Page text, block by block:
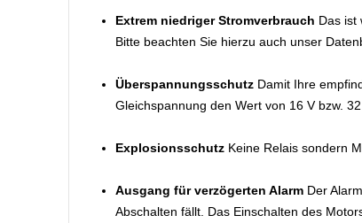
Extrem niedriger Stromverbrauch Das ist
Bitte beachten Sie hierzu auch unser
ÜberspannungsschutzDamit Ihre
Gleichspannung den Wert von 16 V bzw.
ExplosionsschutzKeine Relais sondern
Ausgang für verzögerten AlarmDer
Abschalten fällt. Das Einschalten des